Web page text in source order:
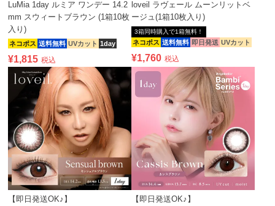
LuMia 1day ルミア ワンデー 14.2
mm スウィートブラウン (1箱10枚
入り)
ネコポス 送料無料 UVカット 1day
¥1,815 税込
loveil ラヴェール ムーンリットベ
ージュ(1箱10枚入り)
ネコポス 送料無料 即日発送 UVカット
3箱同時購入で1箱無料！
¥1,760 税込
【即日発送OK♪】
【即日発送OK♪】